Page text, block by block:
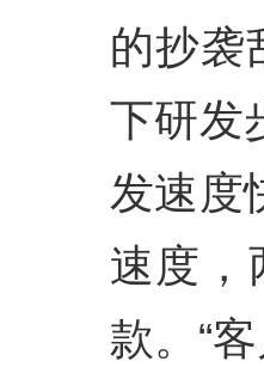
的抄袭
下研发
发速度
速度，
款。“